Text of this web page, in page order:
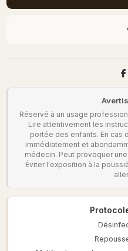
Réservé à un usage
Lire attentivement les
portée des enfants. En cas
immédiatement et
médecin. Peut provoquer
Éviter l'exposition à la